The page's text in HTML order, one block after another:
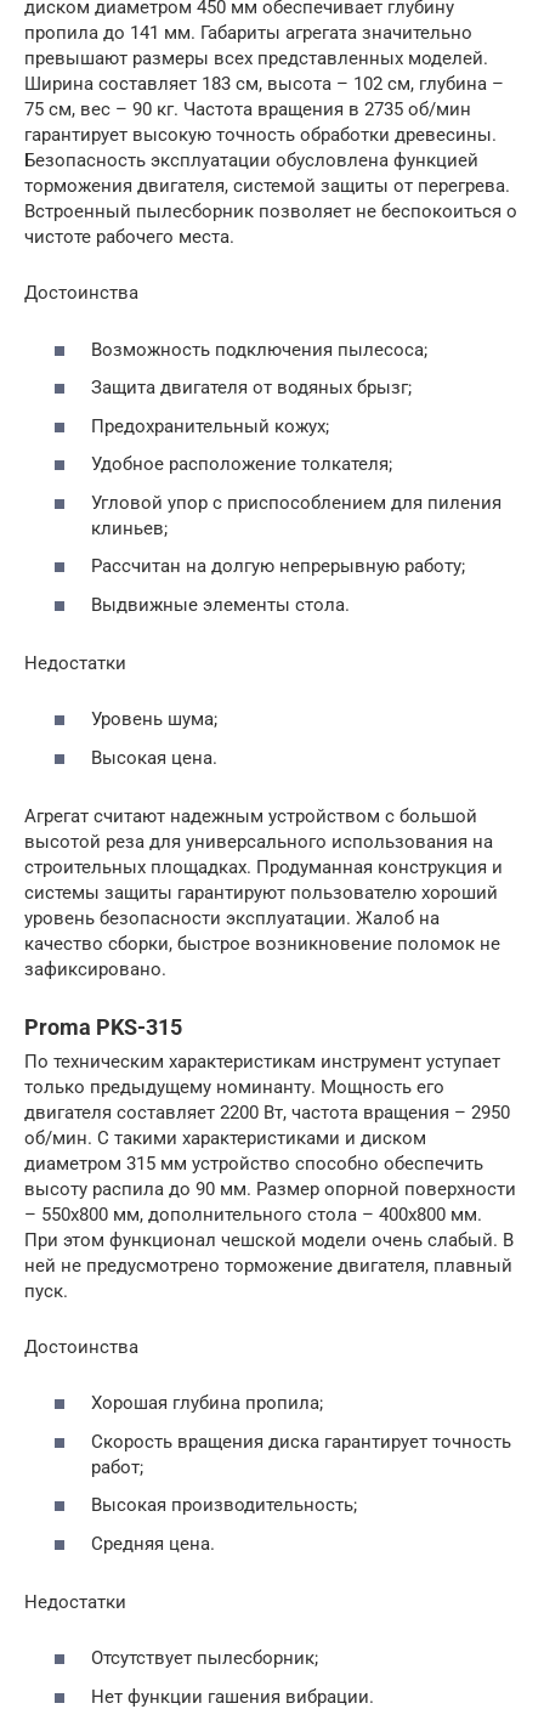
диском диаметром 450 мм обеспечивает глубину
пропила до 141 мм. Габариты агрегата значительно
превышают размеры всех представленных моделей.
Ширина составляет 183 см, высота – 102 см, глубина –
75 см, вес – 90 кг. Частота вращения в 2735 об/мин
гарантирует высокую точность обработки древесины.
Безопасность эксплуатации обусловлена функцией
торможения двигателя, системой защиты от перегрева.
Встроенный пылесборник позволяет не беспокоиться о
чистоте рабочего места.
Достоинства
Возможность подключения пылесоса;
Защита двигателя от водяных брызг;
Предохранительный кожух;
Удобное расположение толкателя;
Угловой упор с приспособлением для пиления
клиньев;
Рассчитан на долгую непрерывную работу;
Выдвижные элементы стола.
Недостатки
Уровень шума;
Высокая цена.
Агрегат считают надежным устройством с большой
высотой реза для универсального использования на
строительных площадках. Продуманная конструкция и
системы защиты гарантируют пользователю хороший
уровень безопасности эксплуатации. Жалоб на
качество сборки, быстрое возникновение поломок не
зафиксировано.
Proma PKS-315
По техническим характеристикам инструмент уступает
только предыдущему номинанту. Мощность его
двигателя составляет 2200 Вт, частота вращения – 2950
об/мин. С такими характеристиками и диском
диаметром 315 мм устройство способно обеспечить
высоту распила до 90 мм. Размер опорной поверхности
– 550х800 мм, дополнительного стола – 400х800 мм.
При этом функционал чешской модели очень слабый. В
ней не предусмотрено торможение двигателя, плавный
пуск.
Достоинства
Хорошая глубина пропила;
Скорость вращения диска гарантирует точность
работ;
Высокая производительность;
Средняя цена.
Недостатки
Отсутствует пылесборник;
Нет функции гашения вибрации.